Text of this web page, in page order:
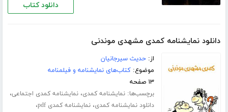
دانلود کتاب
دانلود نمایشنامه کمدی مشهدی موندنی
از:حدیث سیرجانیان
موضوع:کتاب‌های نمایشنامه و فیلمنامه
۱۳ صفحه
برچسب‌ها:نمایشنامه کمدی،نمایشنامه کمدی اجتماعی،
دانلود نمایشنامه کمدی،نمایشنامه کمدی pdf ،